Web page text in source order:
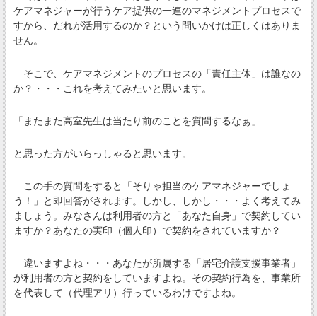
ケアマネジャーが行うケア提供の一連のマネジメントプロセスで
すから、だれが活用するのか？という問いかけは正しくはありま
せん。
そこで、ケアマネジメントのプロセスの「責任主体」は誰なの
か？・・・これを考えてみたいと思います。
「またまた高室先生は当たり前のことを質問するなぁ」
と思った方がいらっしゃると思います。
この手の質問をすると「そりゃ担当のケアマネジャーでしょ
う！」と即回答がされます。しかし、しかし・・・よく考えてみ
ましょう。みなさんは利用者の方と「あなた自身」で契約してい
ますか？あなたの実印（個人印）で契約をされていますか？
違いますよね・・・あなたが所属する「居宅介護支援事業者」
が利用者の方と契約をしていますよね。その契約行為を、事業所
を代表して（代理アリ）行っているわけですよね。